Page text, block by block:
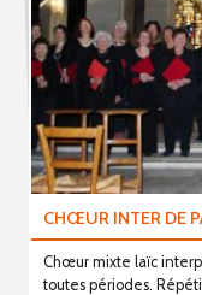
CHŒUR INTER DE
Chœur mixte laïc
toutes périodes.